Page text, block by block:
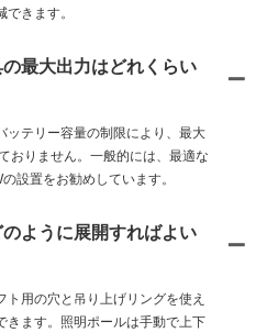
きます。
最大出力はどれくらい
ッテリー容量の制限により、最大
おりません。一般的には、最適な
設置をお勧めしています。
ように展開すればよい
ト用の穴と吊り上げリングを使え
きます。照明ポールは手動で上下